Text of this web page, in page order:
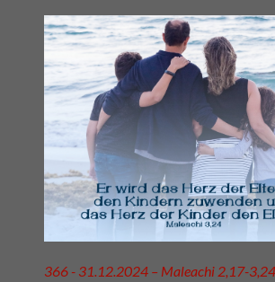
366 - 31.12.2024 – Maleachi 2,17-